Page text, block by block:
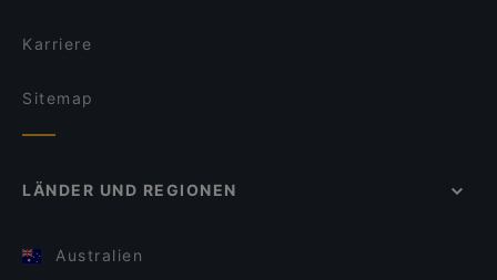
Karriere
Sitemap
LÄNDER UND REGIONEN
Australien